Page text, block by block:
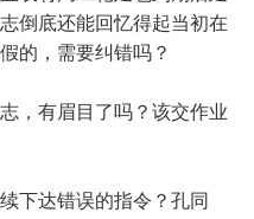
倒底还能回忆得起当初在
的，需要纠错吗？
，有眉目了吗？该交作业
下达错误的指令？孔同